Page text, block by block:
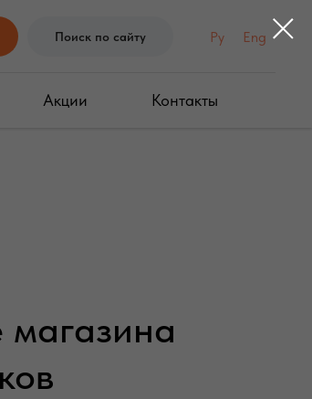
Поиск по сайту Ру Eng
Акции Контакты